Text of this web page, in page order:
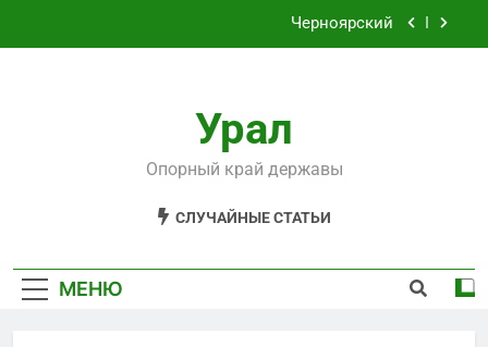
Черноярский
Староуткинск
Черноярский
Урал
Опорный край державы
СЛУЧАЙНЫЕ СТАТЬИ
МЕНЮ